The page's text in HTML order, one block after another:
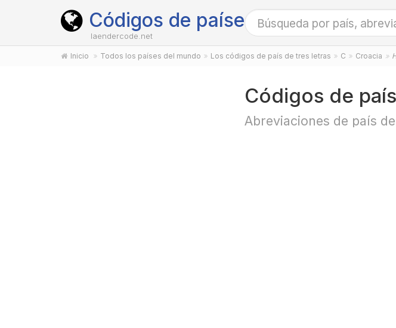
Códigos de países
laendercode.net
Inicio Todos los países del mundo Los códigos de país de tres letras C Croacia
Códigos de
Abreviaciones de país